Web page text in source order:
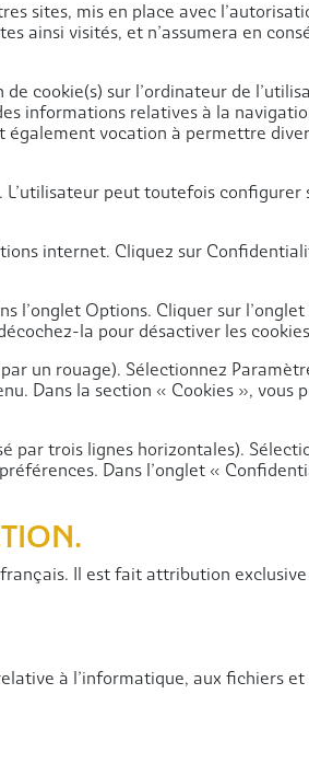
sites, mis en place avec
ainsi visités, et n’assumera en
cookie(s) sur l’ordinateur de
informations relatives à la
vocation à permettre
L’utilisateur peut toutefois
internet. Cliquez sur
l’onglet Options. Cliquer sur
la pour désactiver les
un rouage). Sélectionnez
Dans la section « Cookies », vous
par trois lignes horizontales).
Dans l’onglet «
Il est fait attribution
à l’informatique, aux fichiers et